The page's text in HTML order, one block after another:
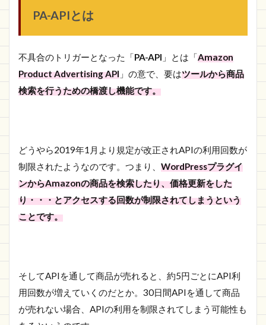
PA-APIとは
不具合のトリガーとなった「PA-API 」とは「Amazon
Product Advertising API 」の意で、要はツールから商品
検索を行うための橋渡し機能です。
どうやら2019年1月より規定が改正されAPIの利用回数が
制限されたようなのです。つまり、 WordPressプラグイ
ンからAmazonの商品を検索したり、価格更新をした
り・・・とアクセスする回数が制限されてしまうという
ことです。
そしてAPIを通して商品が売れると、約5円ごとにAPI利
用回数が増えていくのだとか。30日間APIを通して商品
が売れない場合、APIの利用を制限されてしまう可能性も